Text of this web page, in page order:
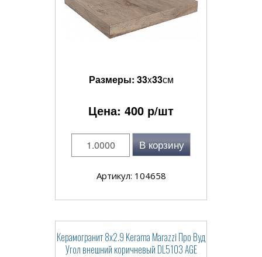
Размеры: 33x33см
Цена: 400 р/шт
В корзину
Артикул: 104658
Керамогранит 8x2.9 Kerama Marazzi Про Вуд
Угол внешний коричневый DL5103 AGE